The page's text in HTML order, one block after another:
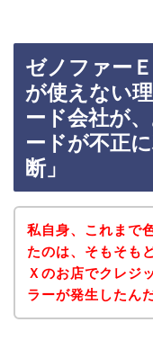
ゼノファー
が使えない
ード会社が
ードが不正
断」
私自身、これまで
たのは、そもそも
Ｘのお店でクレジ
ラーが発生したん